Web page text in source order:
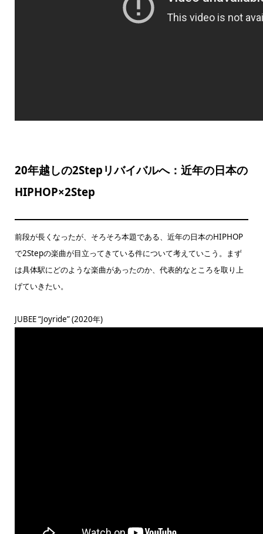
20年越しの2Stepリバイバルへ：近年の日本の
HIPHOP×2Step
前段が長くなったが、そろそろ本題である、近年の日本のHIPHOP
で2Stepの楽曲が目立ってきている件について考えていこう。まず
は具体駅にどのような楽曲があったのか、代表的なところを取り上
げていきたい。
JUBEE “Joyride” (2020年)